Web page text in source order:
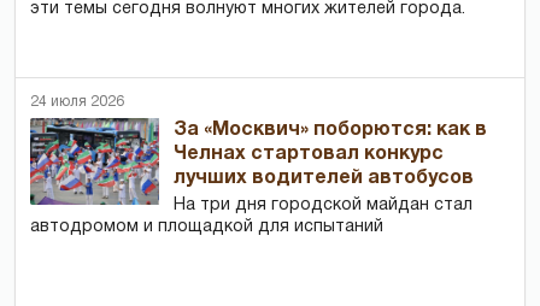
эти темы сегодня волнуют многих жителей города.
24 июля 2026
За «Москвич» поборются: как в
Челнах стартовал конкурс
лучших водителей автобусов
На три дня городской майдан стал
автодромом и площадкой для испытаний